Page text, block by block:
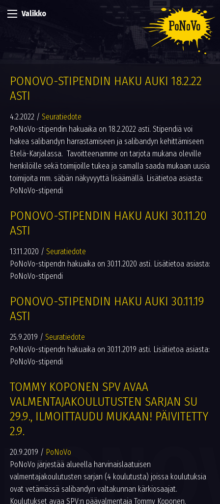
Valikko
PONOVO-STIPENDIN HAKU AUKI 18.2.22
ASTI
4.2.2022 / Seuratiedote
PoNoVo-stipendin hakuaika on 18.2.2022 asti. Stipendiä voi
hakea salibandyn harrastamiseen ja salibandyn kehittämiseen
Etelä-Karjalassa. Tavoitteenamme on tarjota mukana oleville
henkilöille sekä toimijoille tukea ja samalla saada mukaan uusia
toimijoita mm. säbän näkyvyyttä lisäämällä. Lisätietoa asiasta:
PoNoVo-stipendi
PONOVO-STIPENDIN HAKU AUKI 30.11.20
ASTI
13.11.2020 / Seuratiedote
PoNoVo-stipendn hakuaika on 30.11.2020 asti. Lisätietoa asiasta:
PoNoVo-stipendi
PONOVO-STIPENDIN HAKU AUKI 30.11.19
ASTI
25.9.2019 / Seuratiedote
PoNoVo-stipendn hakuaika on 30.11.2019 asti. Lisätietoa asiasta:
PoNoVo-stipendi
TOMMY KOPONEN SPV AVAA
VALMENTAJAKOULUTUSTEN SARJAN SU
29.9., ILMOITTAUDU MUKAAN! PÄIVITETTY
2.9.
20.9.2019 / PoNoVo
PoNoVo järjestää alueella harvinaislaatuisen
valmentajakoulutusten sarjan (4 koulutusta) joissa koulutuksia
ovat vetämässä salibandyn valtakunnan kärkiosaajat.
Koulutukset avaa SPV:n päävalmentaja Tommy Koponen.